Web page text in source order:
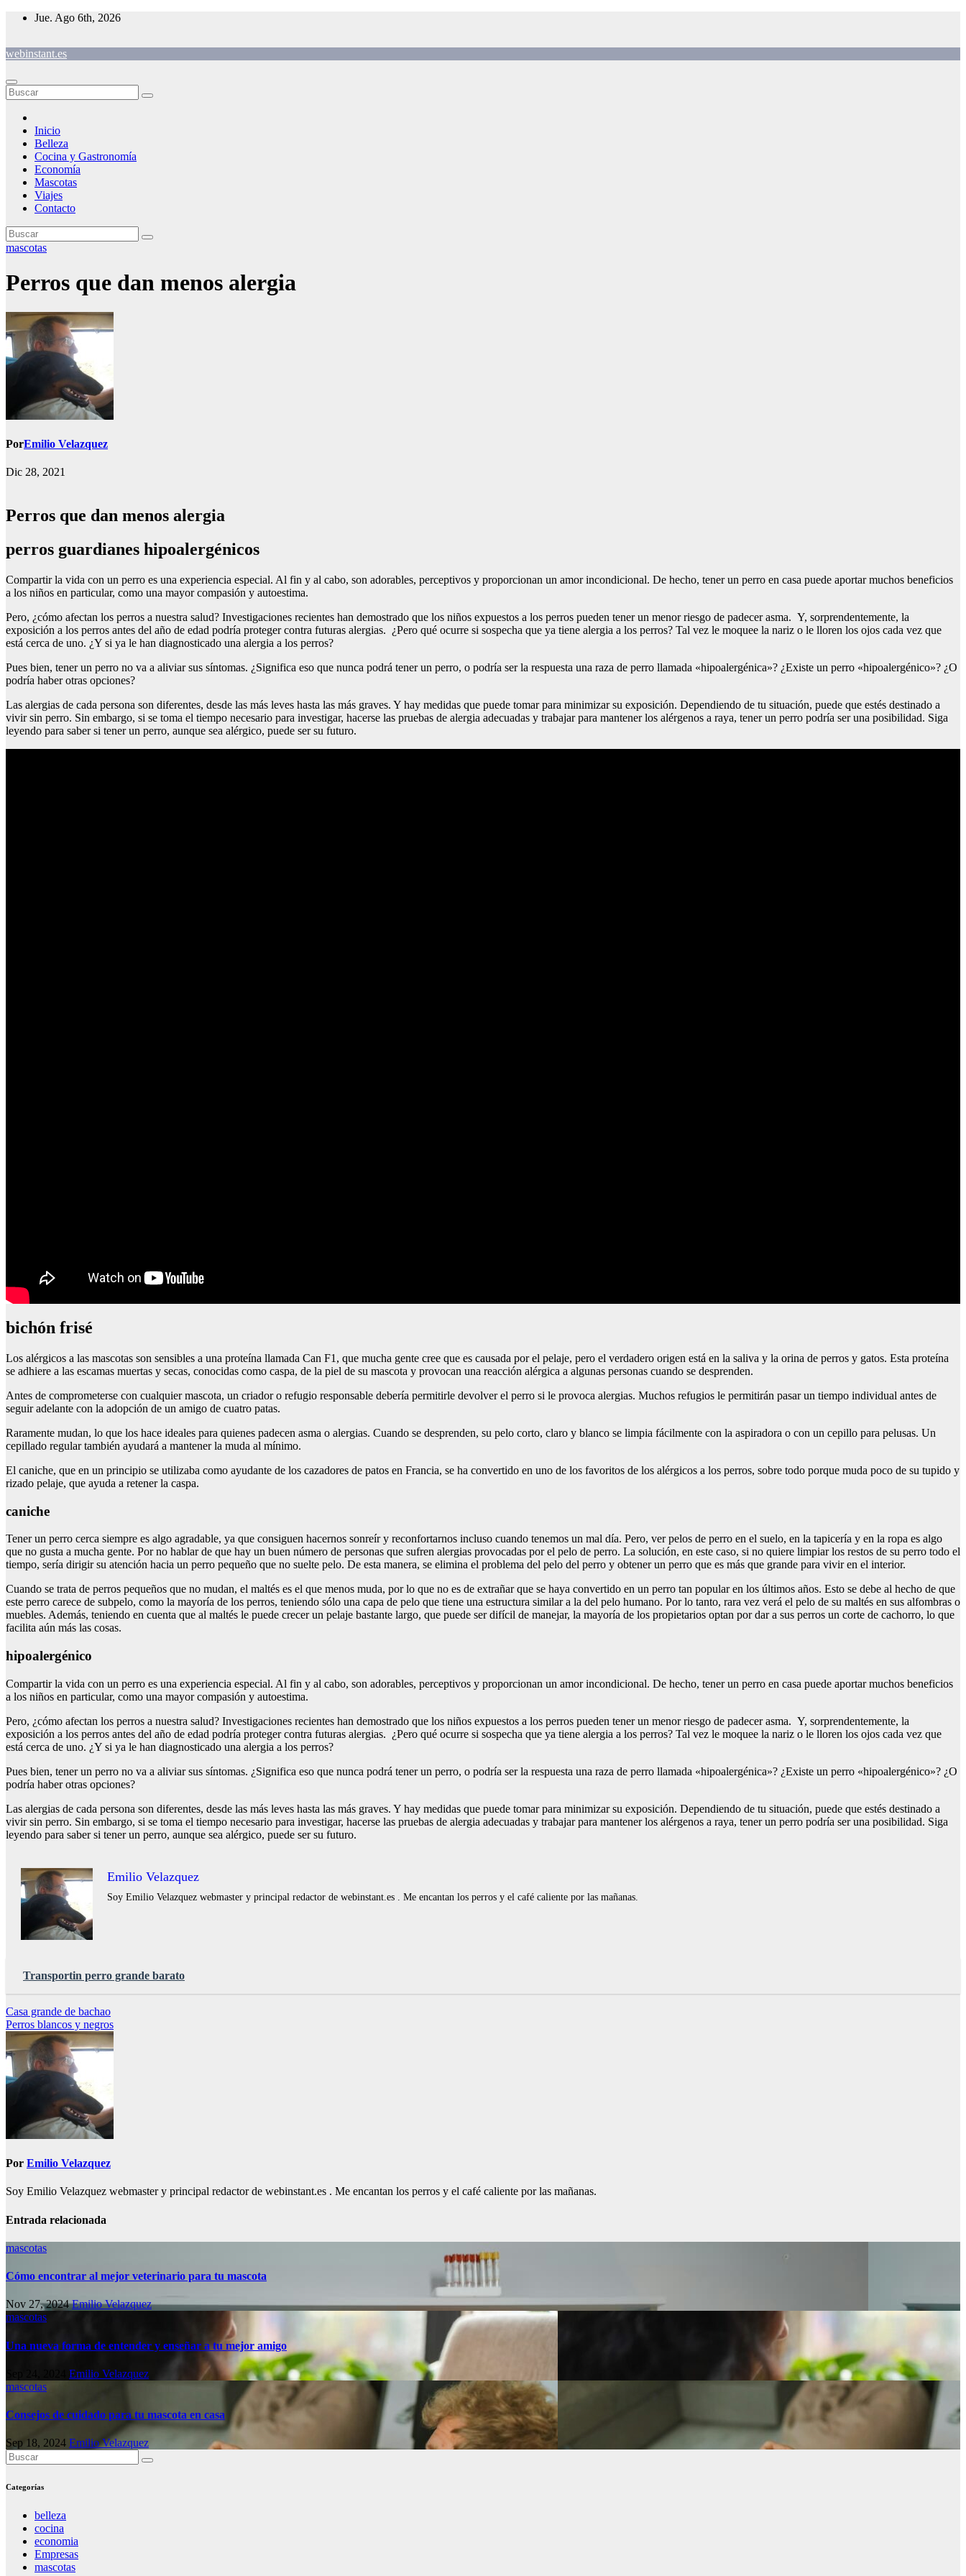
Saltar
Jue. Ago 6th, 2026
webinstant.es
Inicio
Belleza
Cocina y Gastronomía
Economía
Mascotas
Viajes
Contacto
mascotas
Perros que dan menos alergia
PorEmilio Velazquez
Dic 28, 2021
Perros que dan menos alergia
perros guardianes hipoalergénicos
Compartir la vida con un perro es una experiencia especial. Al fin y al cabo, son adorables, perceptivos y proporcionan un amor incondicional. De hecho, tener un perro en casa puede aportar muchos beneficios
a los niños en particular, como una mayor compasión y autoestima.
Pero, ¿cómo afectan los perros a nuestra salud? Investigaciones recientes han demostrado que los niños expuestos a los perros pueden tener un menor riesgo de padecer asma. Y, sorprendentemente, la
exposición a los perros antes del año de edad podría proteger contra futuras alergias. ¿Pero qué ocurre si sospecha que ya tiene alergia a los perros? Tal vez le moquee la nariz o le lloren los ojos cada vez que
está cerca de uno. ¿Y si ya le han diagnosticado una alergia a los perros?
Pues bien, tener un perro no va a aliviar sus síntomas. ¿Significa eso que nunca podrá tener un perro, o podría ser la respuesta una raza de perro llamada «hipoalergénica»? ¿Existe un perro «hipoalergénico»? ¿O
podría haber otras opciones?
Las alergias de cada persona son diferentes, desde las más leves hasta las más graves. Y hay medidas que puede tomar para minimizar su exposición. Dependiendo de tu situación, puede que estés destinado a
vivir sin perro. Sin embargo, si se toma el tiempo necesario para investigar, hacerse las pruebas de alergia adecuadas y trabajar para mantener los alérgenos a raya, tener un perro podría ser una posibilidad. Siga
leyendo para saber si tener un perro, aunque sea alérgico, puede ser su futuro.
bichón frisé
Los alérgicos a las mascotas son sensibles a una proteína llamada Can F1, que mucha gente cree que es causada por el pelaje, pero el verdadero origen está en la saliva y la orina de perros y gatos. Esta proteína
se adhiere a las escamas muertas y secas, conocidas como caspa, de la piel de su mascota y provocan una reacción alérgica a algunas personas cuando se desprenden.
Antes de comprometerse con cualquier mascota, un criador o refugio responsable debería permitirle devolver el perro si le provoca alergias. Muchos refugios le permitirán pasar un tiempo individual antes de
seguir adelante con la adopción de un amigo de cuatro patas.
Raramente mudan, lo que los hace ideales para quienes padecen asma o alergias. Cuando se desprenden, su pelo corto, claro y blanco se limpia fácilmente con la aspiradora o con un cepillo para pelusas. Un
cepillado regular también ayudará a mantener la muda al mínimo.
El caniche, que en un principio se utilizaba como ayudante de los cazadores de patos en Francia, se ha convertido en uno de los favoritos de los alérgicos a los perros, sobre todo porque muda poco de su tupido y
rizado pelaje, que ayuda a retener la caspa.
caniche
Tener un perro cerca siempre es algo agradable, ya que consiguen hacernos sonreír y reconfortarnos incluso cuando tenemos un mal día. Pero, ver pelos de perro en el suelo, en la tapicería y en la ropa es algo
que no gusta a mucha gente. Por no hablar de que hay un buen número de personas que sufren alergias provocadas por el pelo de perro. La solución, en este caso, si no quiere limpiar los restos de su perro todo el
tiempo, sería dirigir su atención hacia un perro pequeño que no suelte pelo. De esta manera, se elimina el problema del pelo del perro y obtener un perro que es más que grande para vivir en el interior.
Cuando se trata de perros pequeños que no mudan, el maltés es el que menos muda, por lo que no es de extrañar que se haya convertido en un perro tan popular en los últimos años. Esto se debe al hecho de que
este perro carece de subpelo, como la mayoría de los perros, teniendo sólo una capa de pelo que tiene una estructura similar a la del pelo humano. Por lo tanto, rara vez verá el pelo de su maltés en sus alfombras o
muebles. Además, teniendo en cuenta que al maltés le puede crecer un pelaje bastante largo, que puede ser difícil de manejar, la mayoría de los propietarios optan por dar a sus perros un corte de cachorro, lo que
facilita aún más las cosas.
hipoalergénico
Compartir la vida con un perro es una experiencia especial. Al fin y al cabo, son adorables, perceptivos y proporcionan un amor incondicional. De hecho, tener un perro en casa puede aportar muchos beneficios
a los niños en particular, como una mayor compasión y autoestima.
Pero, ¿cómo afectan los perros a nuestra salud? Investigaciones recientes han demostrado que los niños expuestos a los perros pueden tener un menor riesgo de padecer asma. Y, sorprendentemente, la
exposición a los perros antes del año de edad podría proteger contra futuras alergias. ¿Pero qué ocurre si sospecha que ya tiene alergia a los perros? Tal vez le moquee la nariz o le lloren los ojos cada vez que
está cerca de uno. ¿Y si ya le han diagnosticado una alergia a los perros?
Pues bien, tener un perro no va a aliviar sus síntomas. ¿Significa eso que nunca podrá tener un perro, o podría ser la respuesta una raza de perro llamada «hipoalergénica»? ¿Existe un perro «hipoalergénico»? ¿O
podría haber otras opciones?
Las alergias de cada persona son diferentes, desde las más leves hasta las más graves. Y hay medidas que puede tomar para minimizar su exposición. Dependiendo de tu situación, puede que estés destinado a
vivir sin perro. Sin embargo, si se toma el tiempo necesario para investigar, hacerse las pruebas de alergia adecuadas y trabajar para mantener los alérgenos a raya, tener un perro podría ser una posibilidad. Siga
leyendo para saber si tener un perro, aunque sea alérgico, puede ser su futuro.
Emilio Velazquez
Soy Emilio Velazquez webmaster y principal redactor de webinstant.es . Me encantan los perros y el café caliente por las mañanas.
Transportin perro grande barato
Navegación
de
entradas
Casa grande de bachao
Perros blancos y negros
Por Emilio Velazquez
Soy Emilio Velazquez webmaster y principal redactor de webinstant.es . Me encantan los perros y el café caliente por las mañanas.
Entrada relacionada
mascotas
Cómo encontrar al mejor veterinario para tu mascota
Nov 27, 2024Emilio Velazquez
mascotas
Una nueva forma de entender y enseñar a tu mejor amigo
Emilio Velazquez
mascotas
Consejos de cuidado para tu mascota en casa
Sep 18, 2024 Emilio Velazquez
Categorías
belleza
cocina
economia
Empresas
mascotas